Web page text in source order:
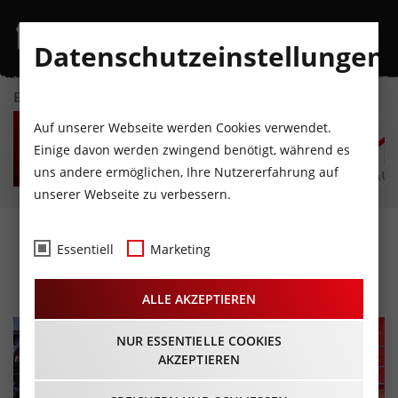
EVENTKALENDER
DO
6
AUGUST
FR
7
AUGUST
SA
8
AUGUST
SO
9
AUGUST
MO
10
AUGUST
Kitzbüheler Radmarathon
27.08.2023 - Beginn 05:00 Uhr
Datenschutzeinstellungen
Auf unserer Webseite werden Cookies verwendet.
Einige davon werden zwingend benötigt, während es
uns andere ermöglichen, Ihre Nutzererfahrung auf
unserer Webseite zu verbessern.
Essentiell Marketing
ALLE AKZEPTIEREN
NUR ESSENTIELLE COOKIES
AKZEPTIEREN